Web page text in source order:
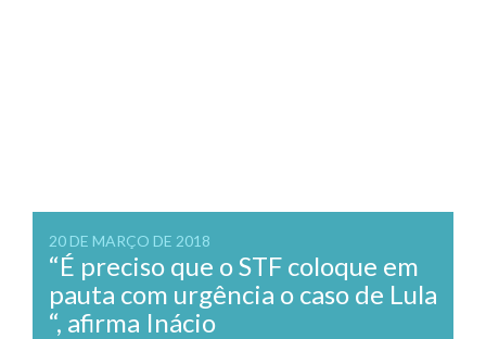
20 DE MARÇO DE 2018
“É preciso que o STF coloque em
pauta com urgência o caso de Lula
“, afirma Inácio